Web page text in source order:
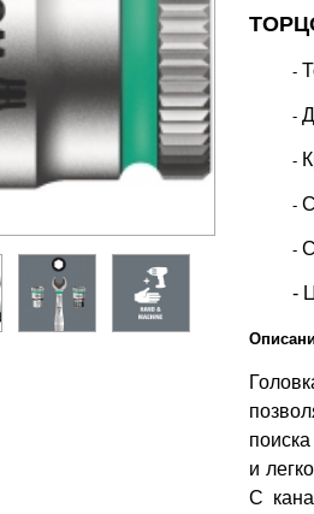
-
-
-
-
-
-
и
С